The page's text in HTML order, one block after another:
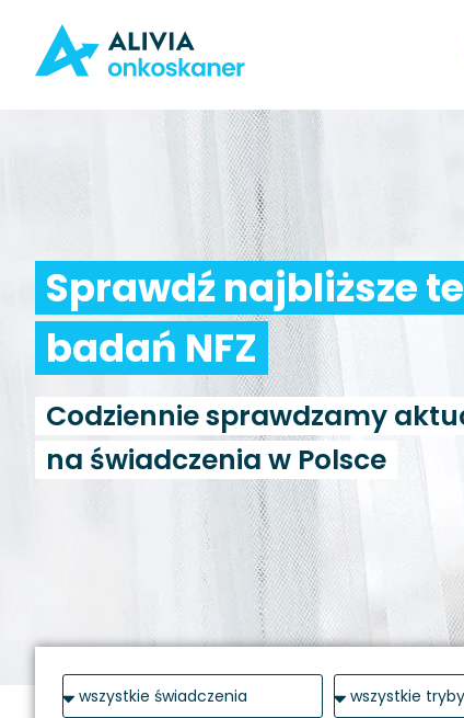
Sprawdź najbliższe
badań NFZ
Codziennie sprawdzamy
na świadczenia w Polsce